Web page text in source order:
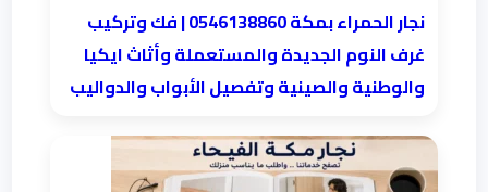
نجار الحمراء بمكة 0546138860⁩ | فك وتركيب
غرف النوم الجديدة والمستعملة وأثاث ايكيا
والوطنية والصينية وتفصيل الأبواب والدواليب